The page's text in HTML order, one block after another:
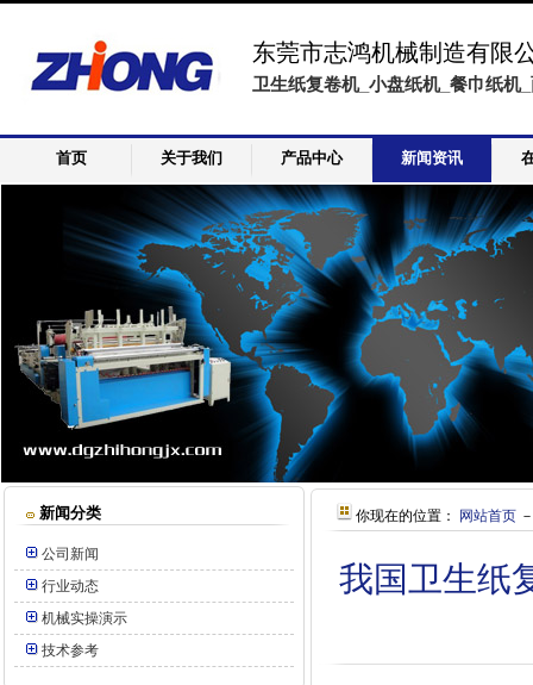
东莞市志鸿机械制造有限
卫生纸复卷机_小盘纸机_餐巾纸机
首页 关于我们 产品中心 新闻资讯
新闻分类
公司新闻
行业动态
机械实操演示
技术参考
你现在的位置： 网站首页
我国卫生纸